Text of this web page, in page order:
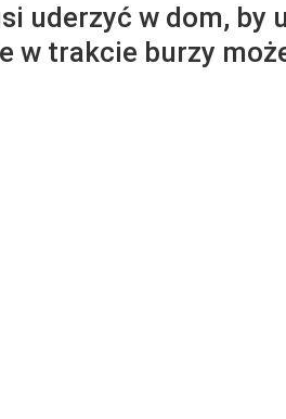
uderzyć w dom,
w trakcie burzy